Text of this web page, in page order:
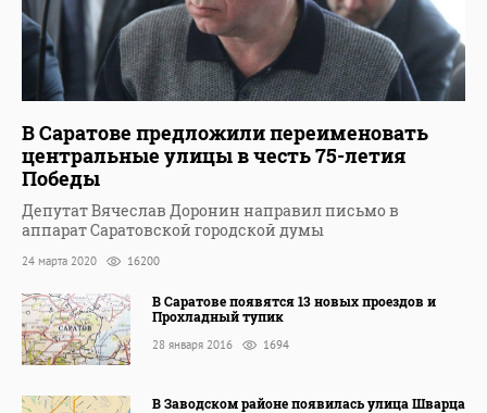
В Саратове предложили переименовать
центральные улицы в честь 75-летия
Победы
Депутат Вячеслав Доронин направил письмо в
аппарат Саратовской городской думы
24 марта 2020 16200
В Саратове появятся 13 новых проездов и
Прохладный тупик
28 января 2016 1694
В Заводском районе появилась улица Шварца